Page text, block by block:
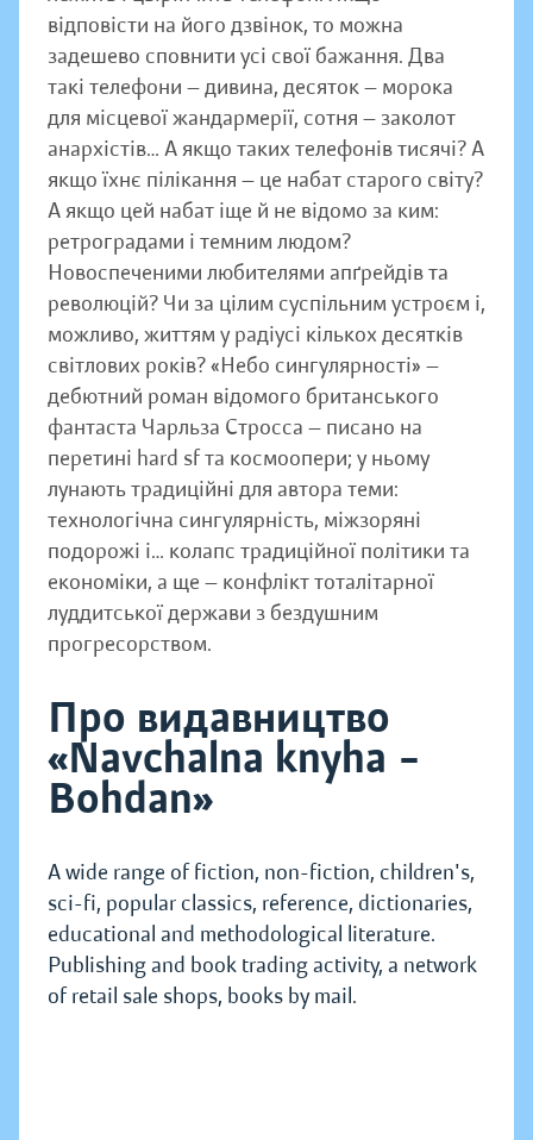
відповісти на його дзвінок, то можна
задешево сповнити усі свої бажання. Два
такі телефони — дивина, десяток — морока
для місцевої жандармерії, сотня — заколот
анархістів… А якщо таких телефонів тисячі? А
якщо їхнє пілікання — це набат старого світу?
А якщо цей набат іще й не відомо за ким:
ретроградами і темним людом?
Новоспеченими любителями апґрейдів та
революцій? Чи за цілим суспільним устроєм і,
можливо, життям у радіусі кількох десятків
світлових років? «Небо сингулярності» —
дебютний роман відомого британського
фантаста Чарльза Стросса — писано на
перетині hard sf та космоопери; у ньому
лунають традиційні для автора теми:
технологічна сингулярність, міжзоряні
подорожі і… колапс традиційної політики та
економіки, а ще — конфлікт тоталітарної
луддитської держави з бездушним
прогресорством.
Про видавництво
«Navchalna knyha –
Bohdan»
A wide range of fiction, non-fiction, children's,
sci-fi, popular classics, reference, dictionaries,
educational and methodological literature.
Publishing and book trading activity, a network
of retail sale shops, books by mail.